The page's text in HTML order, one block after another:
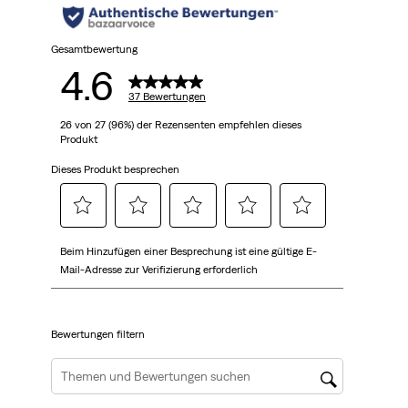
Bewertungen
Gesamtbewertung
4.6 37 Bewertungen
26 von 27 (96%) der Rezensenten empfehlen dieses
Produkt
Dieses Produkt besprechen
Sie
diese
den
Artikel
mit
1
Sie
diese
den
Artikel
mit
2
Sie
diese
Artikel
mit
3
Sie
diese
Artikel
mit
4
Sie
Artikel
5
Beim Hinzufügen einer Besprechung ist eine gültige E-
Mail-Adresse zur Verifizierung erforderlich
Bewertungen filtern
Suchthemen und Bewertungen Suchregion